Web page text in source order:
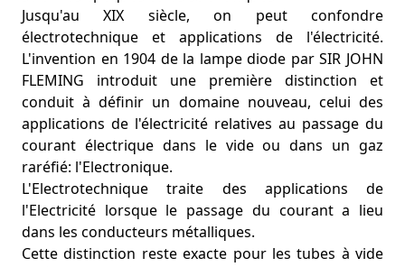
Jusqu'au XIX siècle, on peut confondre
électrotechnique et applications de l'électricité.
L'invention en 1904 de la lampe diode par SIR JOHN
FLEMING introduit une première distinction et
conduit à définir un domaine nouveau, celui des
applications de l'électricité relatives au passage du
courant électrique dans le vide ou dans un gaz
raréfié: l'Electronique.
L'Electrotechnique traite des applications de
l'Electricité lorsque le passage du courant a lieu
dans les conducteurs métalliques.
Cette distinction reste exacte pour les tubes à vide